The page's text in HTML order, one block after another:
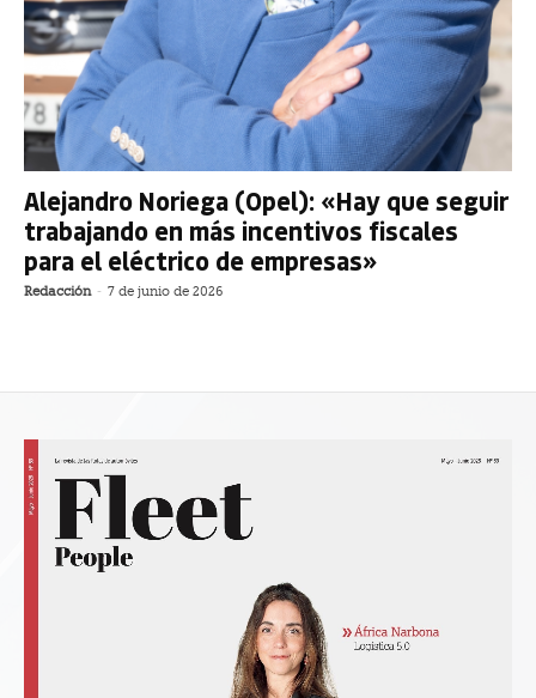
Alejandro Noriega (Opel): «Hay que seguir
trabajando en más incentivos fiscales
para el eléctrico de empresas»
Redacción - 7 de junio de 2026